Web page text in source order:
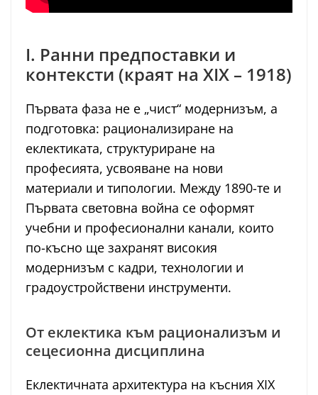
I. Ранни предпоставки и
контексти (краят на XIX – 1918)
Първата фаза не е „чист“ модернизъм, а
подготовка: рационализиране на
еклектиката, структуриране на
професията, усвояване на нови
материали и типологии. Между 1890-те и
Първата световна война се оформят
учебни и професионални канали, които
по-късно ще захранят високия
модернизъм с кадри, технологии и
градоустройствени инструменти.
От еклектика към рационализъм и
сецесионна дисциплина
Еклектичната архитектура на късния XIX